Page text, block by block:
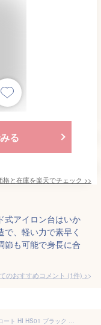
る
格と在庫を楽天でチェック >>
式アイロン台はいか
、軽い力で素早く
節も可能で身長に合
のおすすめコメント (1件) >
ニトリ(NITORI) スタンド式アイロン台 アルミコート HI HS01 ブラック 幅106×奥行35×高さ68~84cm 8500939